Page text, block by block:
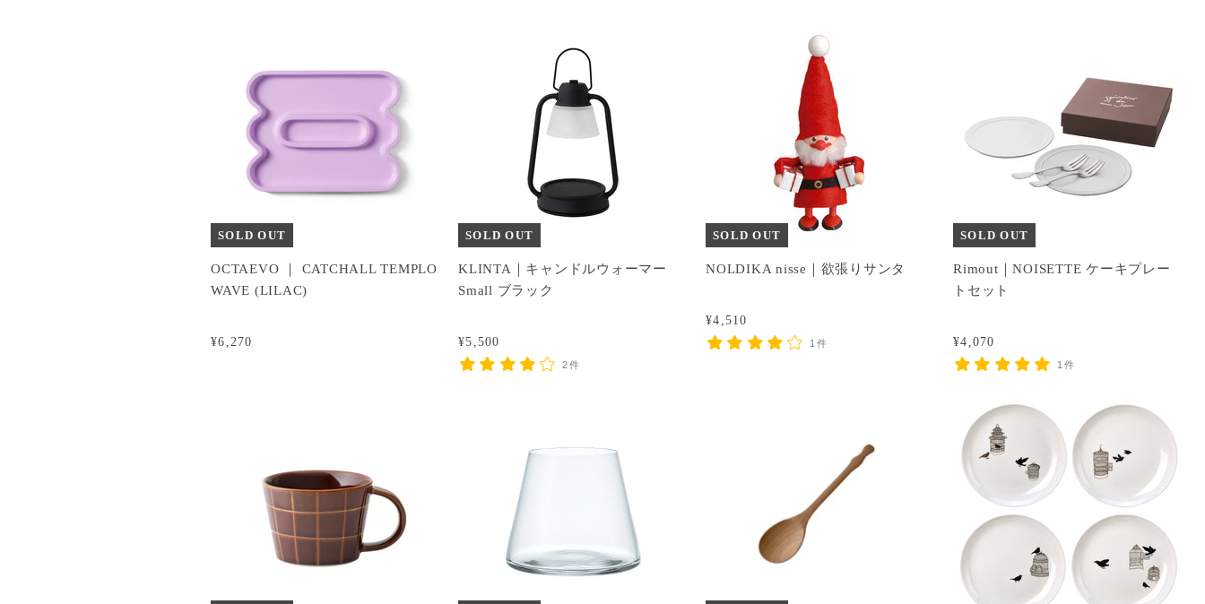
SOLD OUT
¥6,270
OCTAEVO ｜ CATCHALL TEMPLO
WAVE (LILAC)
SOLD OUT
¥5,500
KLINTA｜キャンドルウォーマー
Small ブラック
2件
SOLD OUT
¥4,510
NOLDIKA nisse｜欲張りサンタ
1件
SOLD OUT
¥4,070
Rimout｜NOISETTE ケーキプレー
トセット
1件